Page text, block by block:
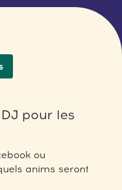
pour les
ou
anims seront